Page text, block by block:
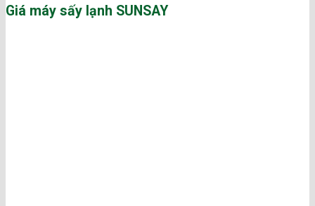
Giá máy sấy lạnh SUNSAY